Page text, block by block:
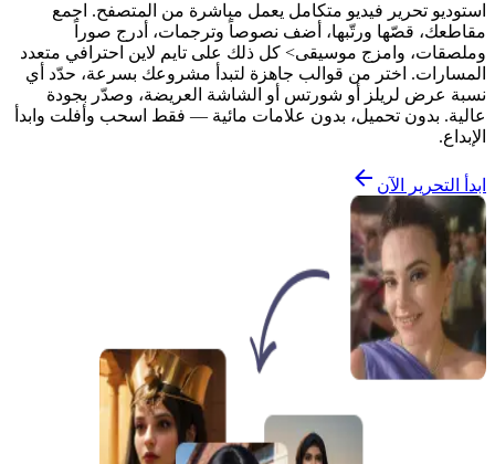
استوديو تحرير فيديو متكامل يعمل مباشرة من المتصفح. اجمع
مقاطعك، قصّها ورتّبها، أضف نصوصاً وترجمات، أدرج صوراً
وملصقات، وامزج موسيقى> كل ذلك على تايم لاين احترافي متعدد
المسارات. اختر من قوالب جاهزة لتبدأ مشروعك بسرعة، حدّد أي
نسبة عرض لريلز أو شورتس أو الشاشة العريضة، وصدّر بجودة
عالية. بدون تحميل، بدون علامات مائية — فقط اسحب وأفلت وابدأ
الإبداع.
ابدأ التحرير الآن